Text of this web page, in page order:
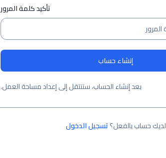
تأكيد كلمة المرور
إنشاء حساب
بعد إنشاء الحساب، ستنتقل إلى إعداد مساحة العمل.
لديك حساب بالفعل؟تسجيل الدخول